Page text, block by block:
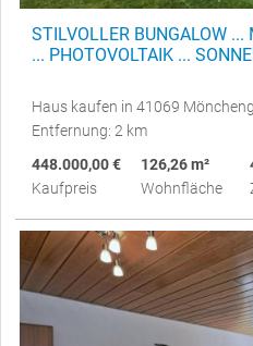
STILVOLLER BUNGALOW
... PHOTOVOLTAIK ...
Haus kaufen in 41069
Entfernung: 2 km
448.000,00 €
Kaufpreis
126,26 m²
Wohnfläche